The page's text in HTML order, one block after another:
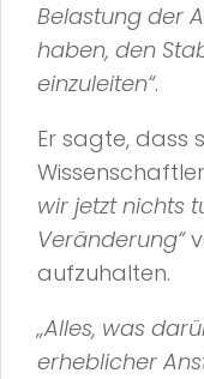
Belastung der
haben, den
einzuleiten“.
Er sagte, dass
wir jetzt nichts
Veränderung“
aufzuhalten.
„Alles, was
erheblicher